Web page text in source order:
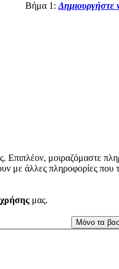
Βήμα 1: Δημιουργήστε
Επιπλέον, μοιραζόμαστε
με άλλες πληροφορίες που
μας.
Μόνο τα